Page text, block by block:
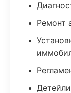
Ремонт